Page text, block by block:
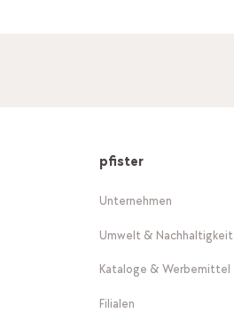
pfister
Unternehmen
Umwelt & Nachhaltigkeit
Kataloge & Werbemittel
Filialen